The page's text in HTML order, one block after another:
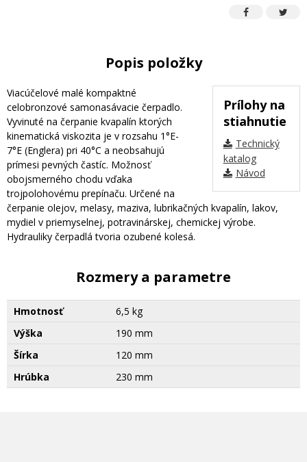
Popis položky
Prílohy na
stiahnutie
Technický
katalog
Návod
Viacúčelové malé kompaktné
celobronzové samonasávacie čerpadlo.
Vyvinuté na čerpanie kvapalín ktorých
kinematická viskozita je v rozsahu 1°E-
7°E (Englera) pri 40°C a neobsahujú
prímesi pevných častíc. Možnosť
obojsmerného chodu vďaka
trojpolohovému prepínaču. Určené na
čerpanie olejov, melasy, maziva, lubrikačných kvapalín, lakov,
mydiel v priemyselnej, potravinárskej, chemickej výrobe.
Hydrauliky čerpadlá tvoria ozubené kolesá.
Rozmery a parametre
Hmotnosť
6,5 kg
Výška
190 mm
Šírka
120 mm
Hrúbka
230 mm